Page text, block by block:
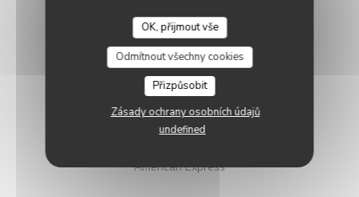
OK, přijmout vše
Odmítnout všechny cookies
Přizpůsobit
Zásady ochrany osobních údajů
undefined
Typ podniku
Služby
,
Platební metody
Titres restaurantTitres restaurant, Paiement Sans
American Express